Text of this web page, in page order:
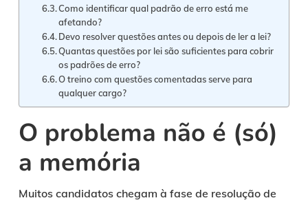
Como identificar qual padrão de erro está me
afetando?
Devo resolver questões antes ou depois de ler a lei?
Quantas questões por lei são suficientes para cobrir
os padrões de erro?
O treino com questões comentadas serve para
qualquer cargo?
O problema não é (só)
a memória
Muitos candidatos chegam à fase de resolução de